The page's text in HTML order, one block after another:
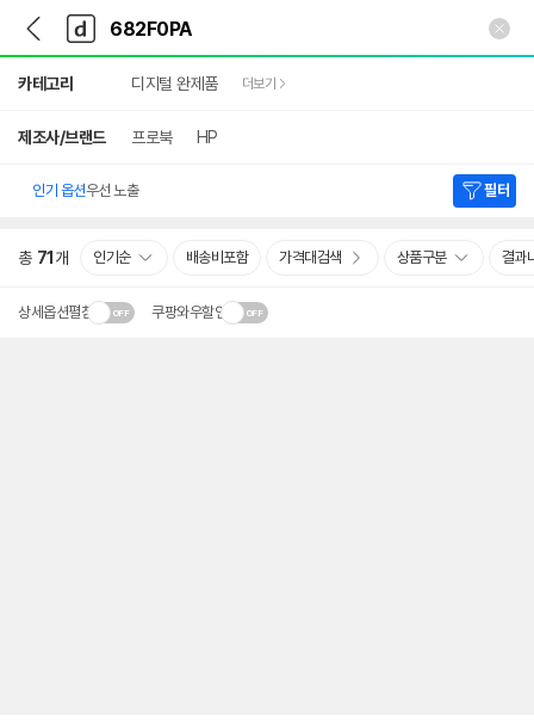
다
나
와
가
기
다
와
메
인
카테고리 디지털 완제품 더보기
제조사/브랜드 프로북 HP
인기 옵션우선 노출 필터
총 71 개 인기순 배송비포함 가격대검색 상품구분 결과
상세옵션펼침 쿠팡와우할인